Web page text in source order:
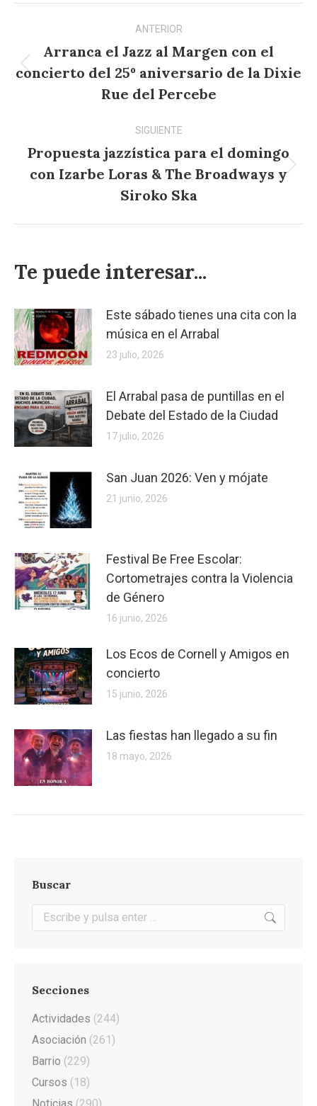
Navegación
entre
publicaciones
ANTERIOR
Publicación
anterior:
Arranca el Jazz al Margen con el
concierto del 25º aniversario de la Dixie
Rue del Percebe
SIGUIENTE
Publicación
siguiente:
Propuesta jazzística para el domingo
con Izarbe Loras & The Broadways y
Siroko Ska
Te puede interesar...
Este sábado tienes una cita con la
música en el Arrabal
23 julio, 2026
El Arrabal pasa de puntillas en el
Debate del Estado de la Ciudad
17 julio, 2026
San Juan 2026: Ven y mójate
21 junio, 2026
Festival Be Free Escolar:
Cortometrajes contra la Violencia
de Género
16 junio, 2026
Los Ecos de Cornell y Amigos en
concierto
15 junio, 2026
Las fiestas han llegado a su fin
18 mayo, 2026
Buscar
Buscar:
Secciones
Actividades (244)
Asociación (261)
Barrio (229)
Cursos (18)